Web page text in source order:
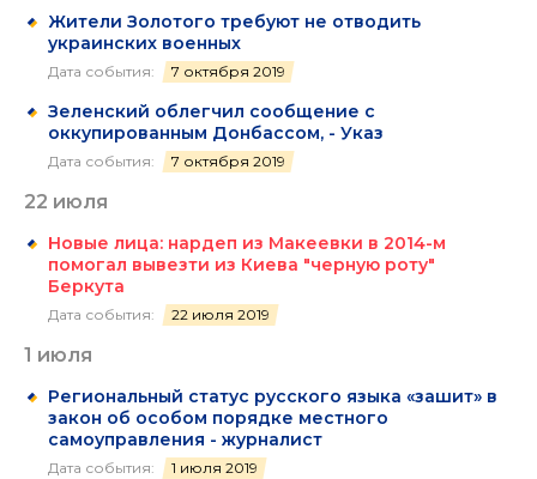
Жители Золотого требуют не отводить
украинских военных
Дата события: 7 октября 2019
Зеленский облегчил сообщение с
оккупированным Донбассом, - Указ
Дата события: 7 октября 2019
22 июля
Новые лица: нардеп из Макеевки в 2014-м
помогал вывезти из Киева "черную роту"
Беркута
Дата события: 22 июля 2019
1 июля
Региональный статус русского языка «зашит» в
закон об особом порядке местного
самоуправления - журналист
Дата события: 1 июля 2019